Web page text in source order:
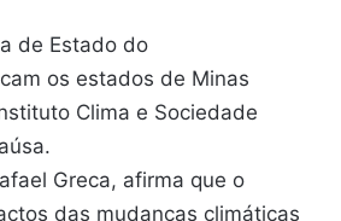
de Estado do
os estados de Minas
Clima e Sociedade
Greca, afirma que o
das mudanças climáticas